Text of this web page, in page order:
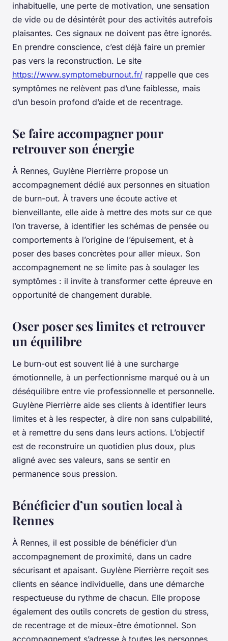
inhabituelle, une perte de motivation, une sensation
de vide ou de désintérêt pour des activités autrefois
plaisantes. Ces signaux ne doivent pas être ignorés.
En prendre conscience, c’est déjà faire un premier
pas vers la reconstruction. Le site
https://www.symptomeburnout.fr/ rappelle que ces
symptômes ne relèvent pas d’une faiblesse, mais
d’un besoin profond d’aide et de recentrage.
Se faire accompagner pour
retrouver son énergie
À Rennes, Guylène Pierrièrre propose un
accompagnement dédié aux personnes en situation
de burn-out. À travers une écoute active et
bienveillante, elle aide à mettre des mots sur ce que
l’on traverse, à identifier les schémas de pensée ou
comportements à l’origine de l’épuisement, et à
poser des bases concrètes pour aller mieux. Son
accompagnement ne se limite pas à soulager les
symptômes : il invite à transformer cette épreuve en
opportunité de changement durable.
Oser poser ses limites et retrouver
un équilibre
Le burn-out est souvent lié à une surcharge
émotionnelle, à un perfectionnisme marqué ou à un
déséquilibre entre vie professionnelle et personnelle.
Guylène Pierrièrre aide ses clients à identifier leurs
limites et à les respecter, à dire non sans culpabilité,
et à remettre du sens dans leurs actions. L’objectif
est de reconstruire un quotidien plus doux, plus
aligné avec ses valeurs, sans se sentir en
permanence sous pression.
Bénéficier d’un soutien local à
Rennes
À Rennes, il est possible de bénéficier d’un
accompagnement de proximité, dans un cadre
sécurisant et apaisant. Guylène Pierrièrre reçoit ses
clients en séance individuelle, dans une démarche
respectueuse du rythme de chacun. Elle propose
également des outils concrets de gestion du stress,
de recentrage et de mieux-être émotionnel. Son